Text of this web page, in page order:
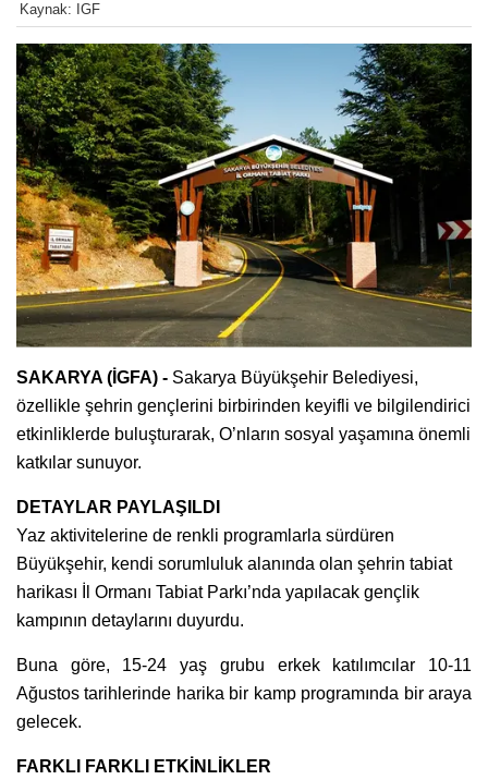
Kaynak: IGF
SAKARYA (İGFA) - Sakarya Büyükşehir Belediyesi,
özellikle şehrin gençlerini birbirinden keyifli ve bilgilendirici
etkinliklerde buluşturarak, O’nların sosyal yaşamına önemli
katkılar sunuyor.
DETAYLAR PAYLAŞILDI
Yaz aktivitelerine de renkli programlarla sürdüren
Büyükşehir, kendi sorumluluk alanında olan şehrin tabiat
harikası İl Ormanı Tabiat Parkı’nda yapılacak gençlik
kampının detaylarını duyurdu.
Buna göre, 15-24 yaş grubu erkek katılımcılar 10-11
Ağustos tarihlerinde harika bir kamp programında bir araya
gelecek.
FARKLI FARKLI ETKİNLİKLER